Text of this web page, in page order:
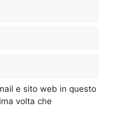
e sito web in questo
volta che